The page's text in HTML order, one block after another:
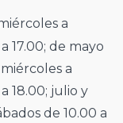
a
17.00; de mayo
a
18.00; julio y
de 10.00 a